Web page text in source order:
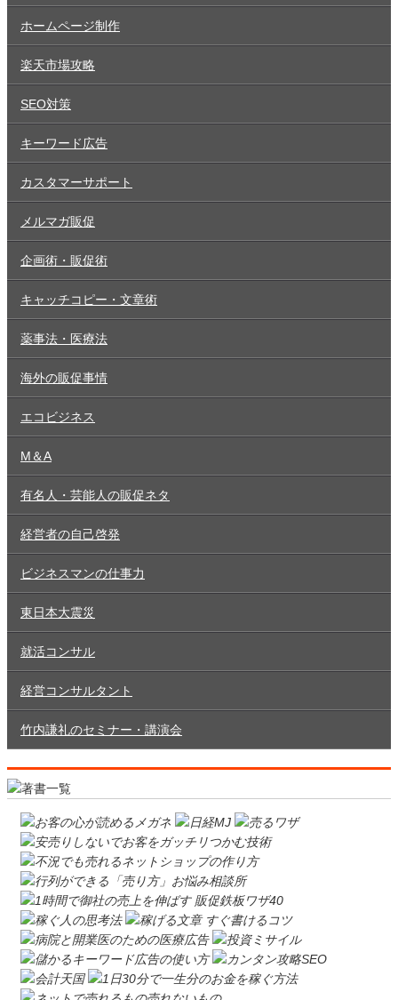
ホームページ制作
楽天市場攻略
SEO対策
キーワード広告
カスタマーサポート
メルマガ販促
企画術・販促術
キャッチコピー・文章術
薬事法・医療法
海外の販促事情
エコビジネス
M＆A
有名人・芸能人の販促ネタ
経営者の自己啓発
ビジネスマンの仕事力
東日本大震災
就活コンサル
経営コンサルタント
竹内謙礼のセミナー・講演会